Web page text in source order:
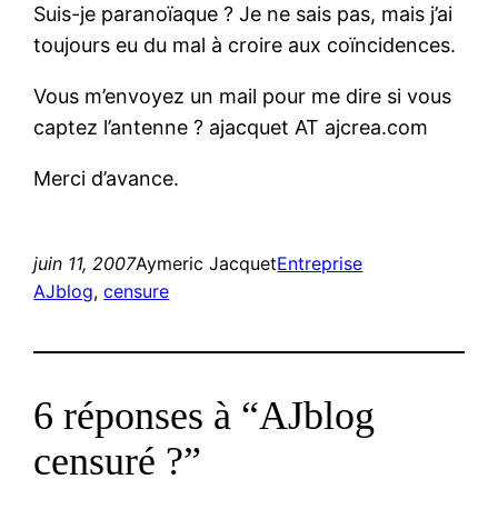
Suis-je paranoïaque ? Je ne sais pas, mais j’ai
toujours eu du mal à croire aux coïncidences.
Vous m’envoyez un mail pour me dire si vous
captez l’antenne ? ajacquet AT ajcrea.com
Merci d’avance.
juin 11, 2007Aymeric JacquetEntreprise
AJblog, censure
6 réponses à “AJblog
censuré ?”